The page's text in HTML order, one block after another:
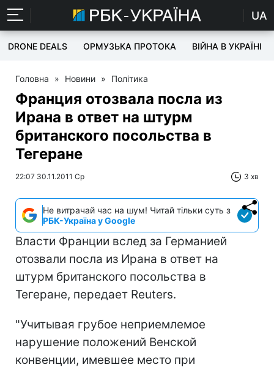
UA
DRONE DEALS ОРМУЗЬКА ПРОТОКА ВІЙНА В УКРАЇНІ
Головна » Новини » Політика
Франция отозвала посла из
Ирана в ответ на штурм
британского посольства в
Тегеране
22:07 30.11.2011 Ср 3 хв
Не витрачай час на шум! Читай тільки суть з
РБК-Україна у Google
Власти Франции вслед за Германией
отозвали посла из Ирана в ответ на
штурм британского посольства в
Тегеране, передает Reuters.
"Учитывая грубое неприемлемое
нарушение положений Венской
конвенции, имевшее место при